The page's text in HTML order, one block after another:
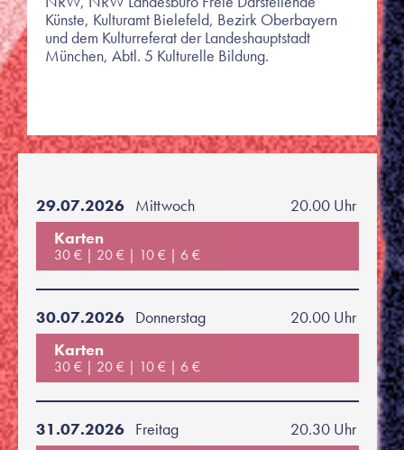
Künste, Kulturamt Bielefeld, Bezirk Oberbayern
und dem Kulturreferat der Landeshauptstadt
München, Abtl. 5 Kulturelle Bildung.
29.07.2026 Mittwoch
20.00 Uhr
Karten
30 € 20 € 10 € 6 €
30.07.2026 Donnerstag
20.00 Uhr
Karten
30 € 20 € 10 € 6 €
31.07.2026 Freitag
20.30 Uhr